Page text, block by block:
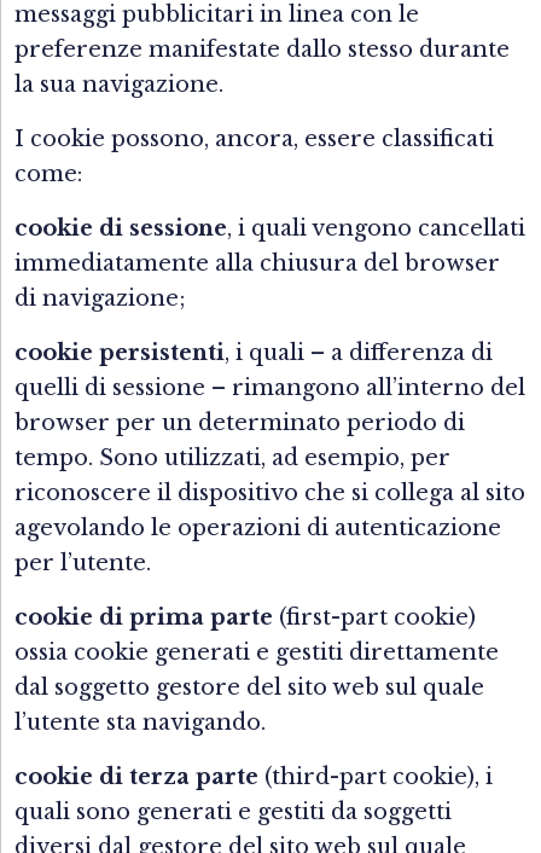
messaggi pubblicitari in linea con le
preferenze manifestate dallo stesso durante
la sua navigazione.
I cookie possono, ancora, essere classificati
come:
cookie di sessione, i quali vengono cancellati
immediatamente alla chiusura del browser
di navigazione;
cookie persistenti, i quali – a differenza di
quelli di sessione – rimangono all’interno del
browser per un determinato periodo di
tempo. Sono utilizzati, ad esempio, per
riconoscere il dispositivo che si collega al sito
agevolando le operazioni di autenticazione
per l’utente.
cookie di prima parte (first-part cookie)
ossia cookie generati e gestiti direttamente
dal soggetto gestore del sito web sul quale
l’utente sta navigando.
cookie di terza parte (third-part cookie), i
quali sono generati e gestiti da soggetti
diversi dal gestore del sito web sul quale